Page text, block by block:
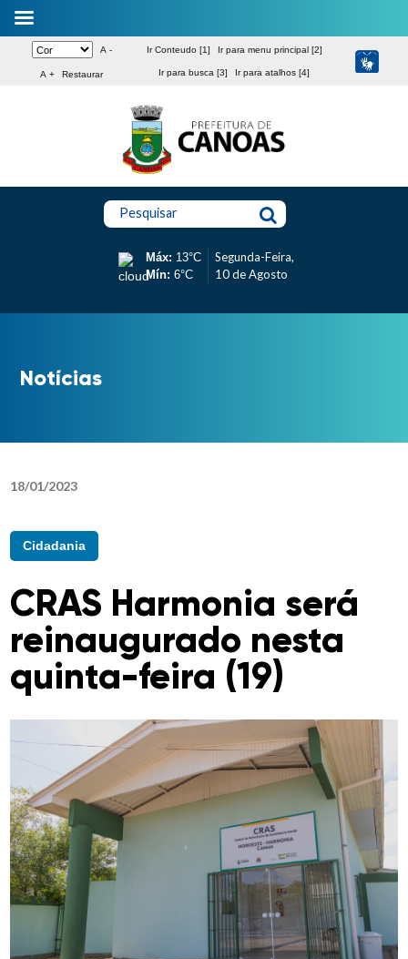
A -
A + Restaurar
Ir Conteudo [1] Ir para menu principal [2]
Ir para busca [3] Ir para atalhos [4]
Pesquisar
Máx: 13°C
Mín: 6°C
Segunda-Feira,
10 de Agosto
Notícias
18/01/2023
Cidadania
CRAS Harmonia será
reinaugurado nesta
quinta-feira (19)